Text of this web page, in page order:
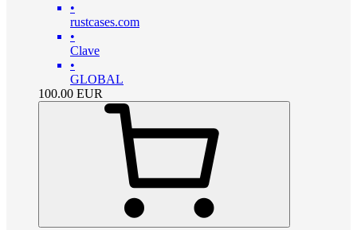
•
rustcases.com
•
Clave
•
GLOBAL
100.00 EUR